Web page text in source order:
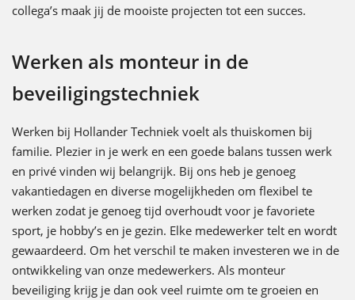
collega’s maak jij de mooiste projecten tot een succes.
Werken als monteur in de
beveiligingstechniek
Werken bij Hollander Techniek voelt als thuiskomen bij
familie. Plezier in je werk en een goede balans tussen werk
en privé vinden wij belangrijk. Bij ons heb je genoeg
vakantiedagen en diverse mogelijkheden om flexibel te
werken zodat je genoeg tijd overhoudt voor je favoriete
sport, je hobby’s en je gezin. Elke medewerker telt en wordt
gewaardeerd. Om het verschil te maken investeren we in de
ontwikkeling van onze medewerkers. Als monteur
beveiliging krijg je dan ook veel ruimte om te groeien en